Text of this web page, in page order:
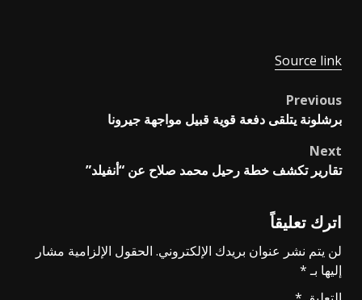
Source link
Post
navigation
Previous
برشلونة يتلقى دفعة قوية قبيل مواجهة جيرونا
Next
تقارير تكشف خطة رحيل محمد صلاح عن “أنفيلد”
اترك تعليقاً
لن يتم نشر عنوان بريدك الإلكتروني. الحقول الإلزامية مشار
إليها بـ*